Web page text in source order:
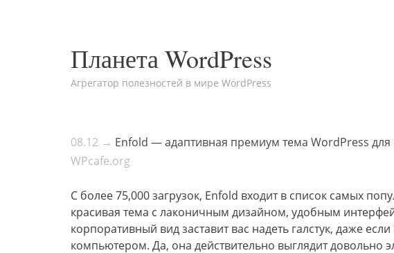
Планета WordPress
Агрегатор полезностей в мире WordPress
08.12 → Enfold — адаптивная премиум тема WordPress для
WPcafe.org
С более 75,000 загрузок, Enfold входит в список самых
красивая тема с лаконичным дизайном, удобным
корпоративный вид заставит вас надеть галстук, даже
компьютером. Да, она действительно выглядит довольно